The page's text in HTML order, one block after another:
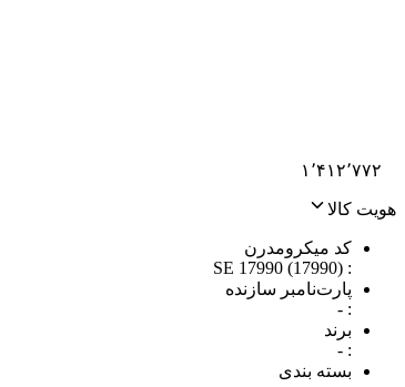
۱٬۴۱۲٬۷۷۲
هویت کالا
کد میکرومدرن
:
SE 17990 (17990)
پارت‌نامبر سازنده
:
-
برند
:
-
بسته بندی